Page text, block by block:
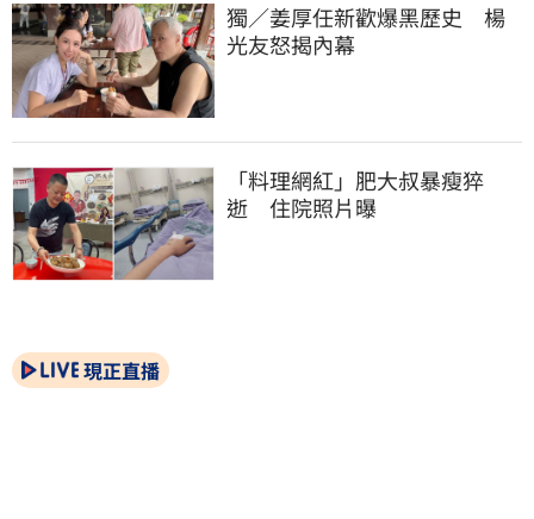
獨／姜厚任新歡爆黑歷史　楊
光友怒揭內幕
「料理網紅」肥大叔暴瘦猝
逝　住院照片曝
現正直播